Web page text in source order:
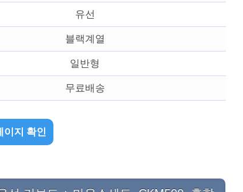
유선
블랙계열
일반형
무료배송
이지 확인